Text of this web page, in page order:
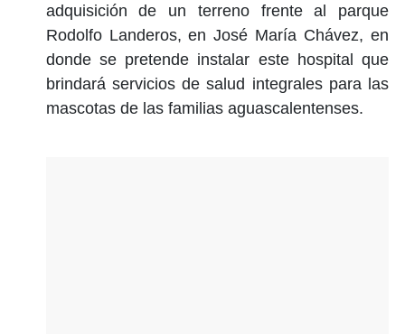
adquisición de un terreno frente al parque
Rodolfo Landeros, en José María Chávez, en
donde se pretende instalar este hospital que
brindará servicios de salud integrales para las
mascotas de las familias aguascalentenses.